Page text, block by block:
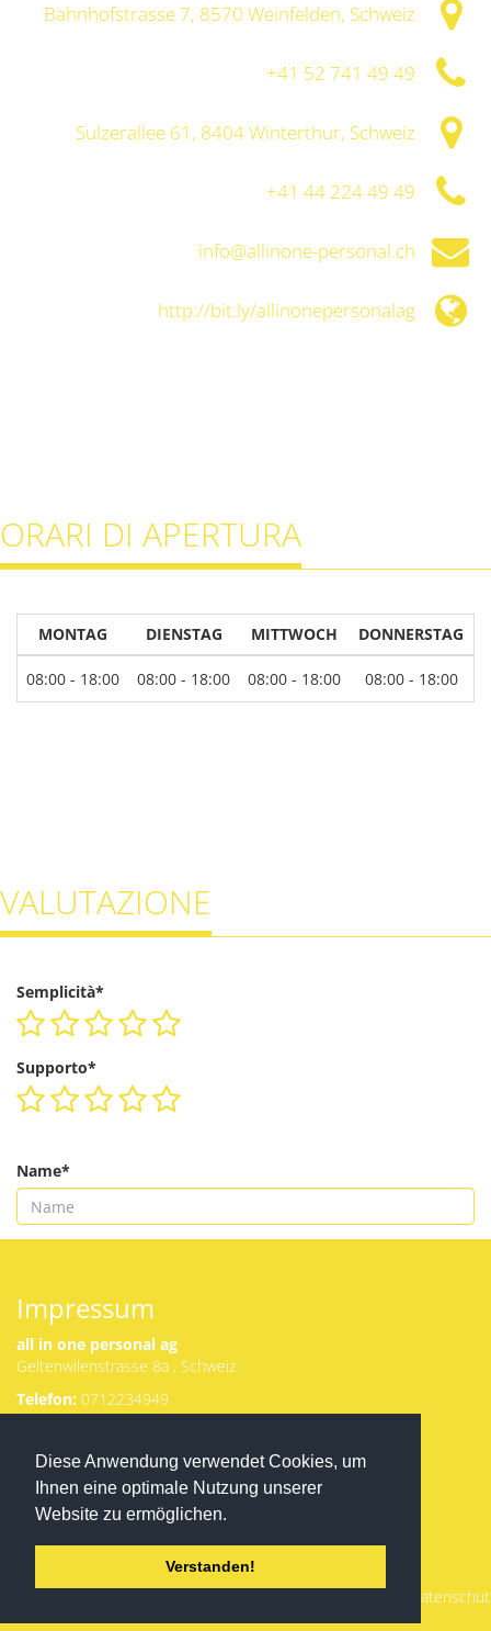
Diese Anwendung verwendet Cookies, um
Ihnen eine optimale Nutzung unserer
Website zu ermöglichen.
Verstanden!
Bahnhofstrasse 7, 8570 Weinfelden, Schweiz
+41 52 741 49 49
Sulzerallee 61, 8404 Winterthur, Schweiz
+41 44 224 49 49
info@allinone-personal.ch
http://bit.ly/allinonepersonalag
ORARI DI APERTURA
MONTAG DIENSTAG MITTWOCH DONNERSTAG
08:00 - 18:00 08:00 - 18:00 08:00 - 18:00 08:00 - 18:00
VALUTAZIONE
Semplicità*
Supporto*
Name*
Impressum
all in one personal ag
Geltenwilenstrasse 8a , Schweiz
Telefon: 0712234949
personal.ch
Ansprechpartner:
Gianluca Matranga
Registrierungsdetails:
von Appstore
oder Google